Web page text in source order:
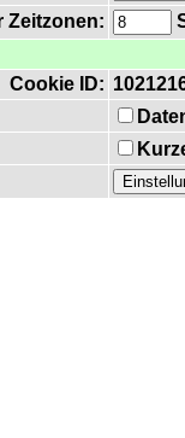
Zeitzonen:
Cookie ID: